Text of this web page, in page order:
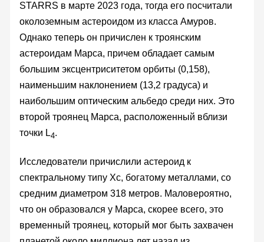
STARRS в марте 2023 года, тогда его посчитали
околоземным астероидом из класса Амуров.
Однако теперь он причислен к троянским
астероидам Марса, причем обладает самым
большим эксцентриситетом орбиты (0,158),
наименьшим наклонением (13,2 градуса) и
наибольшим оптическим альбедо среди них. Это
второй троянец Марса, расположенный вблизи
точки L4.
Исследователи причислили астероид к
спектральному типу Xc, богатому металлами, со
средним диаметром 318 метров. Маловероятно,
что он образовался у Марса, скорее всего, это
временный троянец, который мог быть захвачен